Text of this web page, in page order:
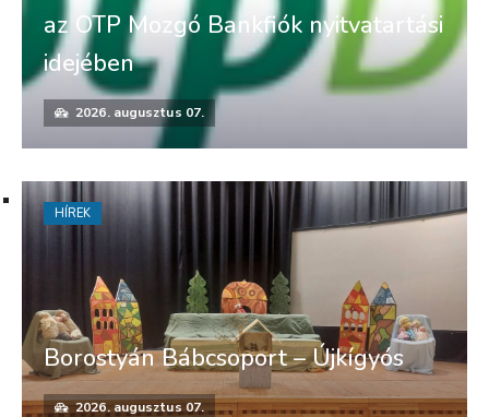
az OTP Mozgó Bankfiók nyitvatartási
idejében
2026. augusztus 07.
Borostyán Bábcsoport – Újkígyós
2026. augusztus 07.
HÍREK